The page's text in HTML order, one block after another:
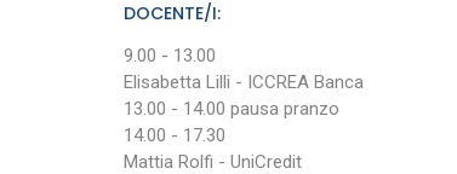
DOCENTE/I:
9.00 - 13.00
Elisabetta Lilli - ICCREA Banca
13.00 - 14.00 pausa pranzo
14.00 - 17.30
Mattia Rolfi - UniCredit